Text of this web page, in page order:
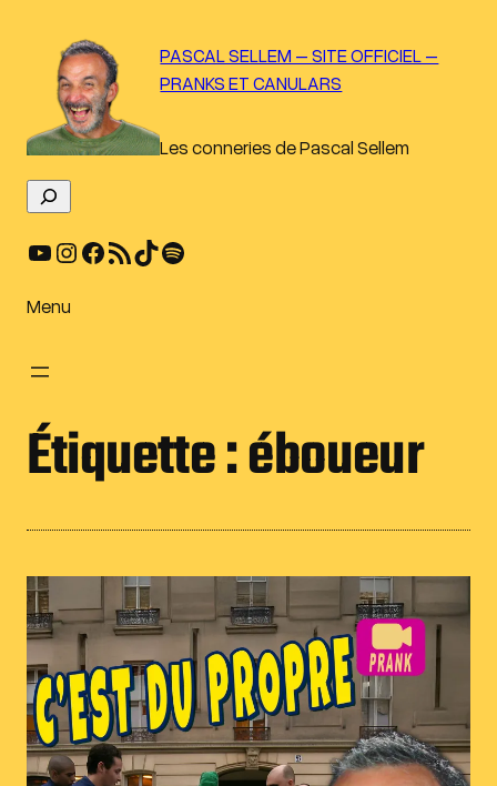
contenu
PASCAL SELLEM – SITE OFFICIEL –
PRANKS ET CANULARS
Les conneries de Pascal Sellem
e
c
e
YouTube Instagram Facebook Flux RSS TikTok Spotify
Menu
Étiquette :éboueur